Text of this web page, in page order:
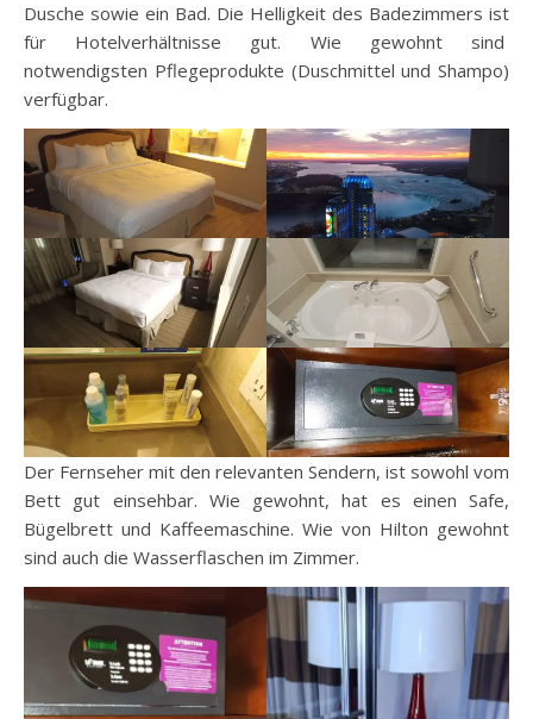
Dusche sowie ein Bad. Die Helligkeit des Badezimmers ist
für Hotelverhältnisse gut. Wie gewohnt sind
notwendigsten Pflegeprodukte (Duschmittel und Shampo)
verfügbar.
Der Fernseher mit den relevanten Sendern, ist sowohl vom
Bett gut einsehbar. Wie gewohnt, hat es einen Safe,
Bügelbrett und Kaffeemaschine. Wie von Hilton gewohnt
sind auch die Wasserflaschen im Zimmer.